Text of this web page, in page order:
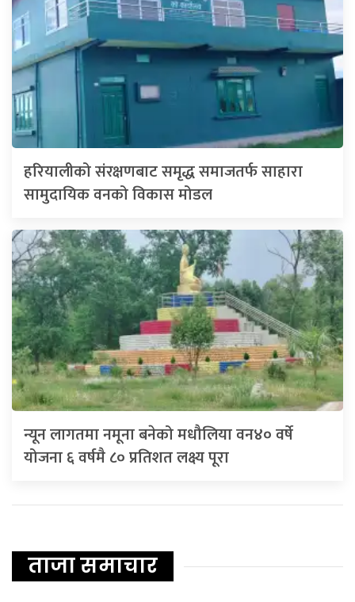
हरियालीको संरक्षणबाट समृद्ध समाजतर्फ साहारा
सामुदायिक वनको विकास मोडल
न्यून लागतमा नमूना बनेको मधौलिया वन४० वर्षे
योजना ६ वर्षमै ८० प्रतिशत लक्ष्य पूरा
ताजा समाचार